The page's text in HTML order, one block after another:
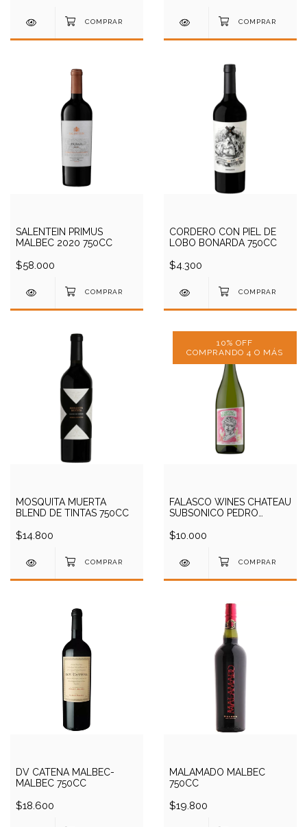
SALENTEIN PRIMUS
MALBEC 2020 750CC
$58.000
CORDERO CON PIEL DE
LOBO BONARDA 750CC
$4.300
MOSQUITA MUERTA
BLEND DE TINTAS 750CC
$14.800
10% OFF
COMPRANDO 4 O MÁS
FALASCO WINES CHATEAU
SUBSONICO PEDRO
$10.000
DV CATENA MALBEC-
MALBEC 750CC
$18.600
MALAMADO MALBEC
750CC
$19.800